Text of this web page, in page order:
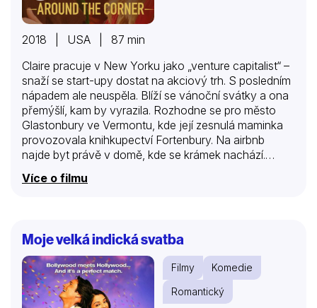
2018 | USA | 87 min
Claire pracuje v New Yorku jako „venture capitalist“ –
snaží se start-upy dostat na akciový trh. S posledním
nápadem ale neuspěla. Blíží se vánoční svátky a ona
přemýšlí, kam by vyrazila. Rozhodne se pro město
Glastonbury ve Vermontu, kde její zesnulá maminka
provozovala knihkupectví Fortenbury. Na airbnb
najde byt právě v domě, kde se krámek nachází.
Glastonbury ale zdecimovaly povodně, vánoční
oslavy s proslulým Svátkem světel jsou zrušeny a
zajímá, je jeho řemeslo. Claire se ale nehodlá vzdát.
Zaprášený obchod uklidí, vyzdobí a uspořádá open
house – na který ale nikdo nepřijde. Claire…
Více o filmu
Moje velká indická svatba
Filmy
Komedie
Romantický